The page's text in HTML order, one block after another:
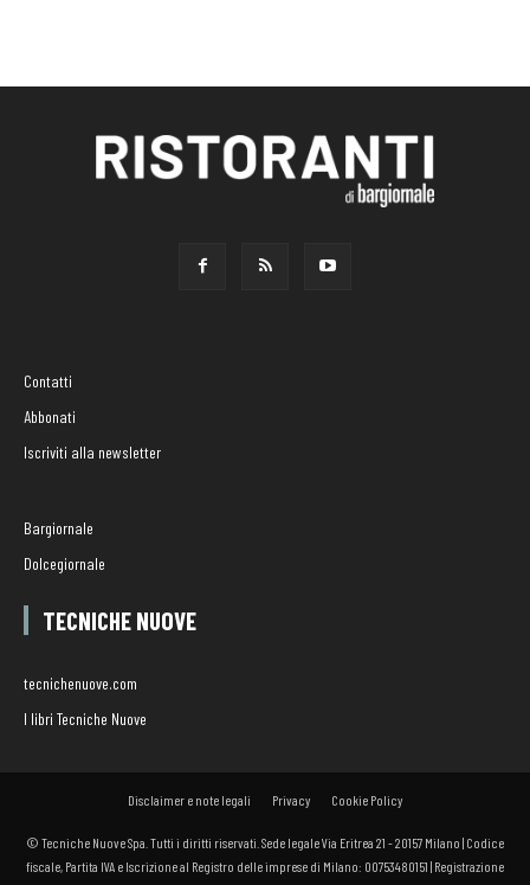
Contatti
Abbonati
Iscriviti alla newsletter
Bargiornale
Dolcegiornale
TECNICHE NUOVE
tecnichenuove.com
I libri Tecniche Nuove
Disclaimer e note legali Privacy Cookie Policy
© Tecniche Nuove Spa. Tutti i diritti riservati. Sede legale Via Eritrea 21 - 20157 Milano | Codice
fiscale, Partita IVA e Iscrizione al Registro delle imprese di Milano: 00753480151 | Registrazione